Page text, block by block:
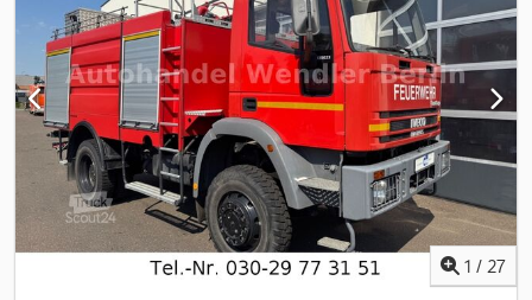
pysäköintilämmitin,
1 / 27